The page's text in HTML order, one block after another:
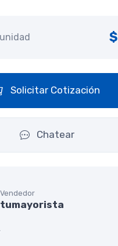
Solicitar Cotización
Chatear
Vendedor
tumayorista